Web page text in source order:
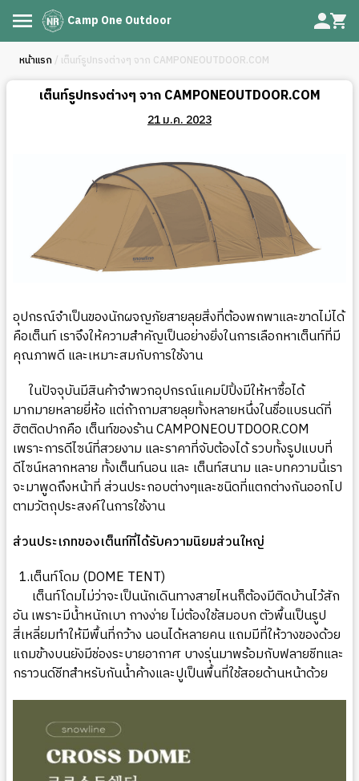
Camp One Outdoor
หน้าแรก / เต็นท์รูปทรงต่างๆ จาก CAMPONEOUTDOOR.COM
เต็นท์รูปทรงต่างๆ จาก CAMPONEOUTDOOR.COM
21 ม.ค. 2023
อุปกรณ์จำเป็นของนักผจญภัยสายลุยสิ่งที่ต้องพกพาและขาดไม่ได้
คือเต็นท์ เราจึงให้ความสำคัญเป็นอย่างยิ่งในการเลือกหาเต็นท์ที่มี
คุณภาพดี และเหมาะสมกับการใช้งาน
ในปัจจุบันมีสินค้าจำพวกอุปกรณ์แคมป์ปิ้งมีให้หาซื้อได้
มากมายหลายยี่ห้อ แต่ถ้าถามสายลุยทั้งหลายหนึ่งในชื่อแบรนด์ที่
ฮิตติดปากคือ เต็นท์ของร้านCAMPONEOUTDOOR.COM
เพราะการดีไซน์ที่สวยงาม และราคาที่จับต้องได้ รวบทั้งรูปแบบที่
ดีไซน์หลากหลาย ทั้งเต็นท์นอน และ เต็นท์สนาม และบทความนี้เรา
จะมาพูดถึงหน้าที่ ส่วนประกอบต่างๆและชนิดที่แตกต่างกันออกไป
ตามวัตถุประสงค์ในการใช้งาน
ส่วนประเภทของเต็นท์ที่ได้รับความนิยมส่วนใหญ่
1.เต็นท์โดม (DOME TENT)
เต็นท์โดมไม่ว่าจะเป็นนักเดินทางสายไหนก็ต้องมีติดบ้านไว้สัก
อัน เพราะมีน้ำหนักเบา กางง่าย ไม่ต้องใช้สมอบก ตัวพื้นเป็นรูป
สี่เหลี่ยมทำให้มีพื้นที่กว้าง นอนได้หลายคน แถมมีที่ให้วางของด้วย
แถมข้างบนยังมีช่องระบายอากาศ บางรุ่นมาพร้อมกับฟลายชีทและ
กราวนด์ชีทสำหรับกันน้ำค้างและปูเป็นพื้นที่ใช้สอยด้านหน้าด้วย